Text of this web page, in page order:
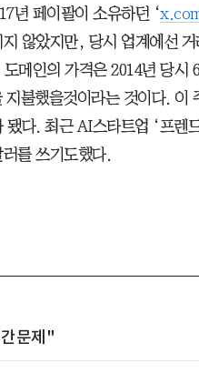
년 페이팔이 소유하던 ‘
않았지만, 당시 업계에선
메인의 가격은 2014년 당시
불했을것이라는 것이다. 이
다. 최근 AI스타트업 ‘프렌
를 쓰기도했다.
문제"